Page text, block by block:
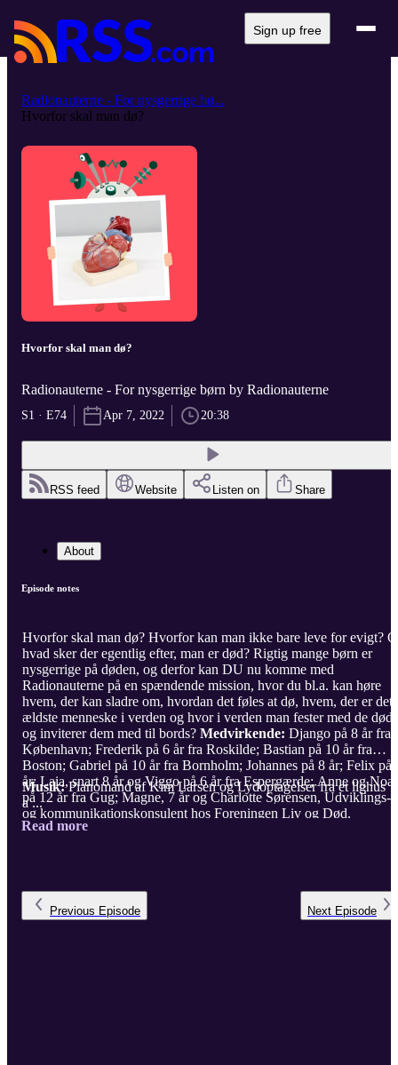
Sign up free
Radionauterne - For nysgerrige bø...
Hvorfor skal man dø?
Hvorfor skal man dø?
Radionauterne - For nysgerrige børn by Radionauterne
S1 · E74 Apr 7, 2022 20:38
RSS feed Website Listen on Share
About
Episode notes
Hvorfor skal man dø? Hvorfor kan man ikke bare leve for evigt?
hvad sker der egentlig efter, man er død? Rigtig mange børn er
nysgerrige på døden, og derfor kan DU nu komme med
Radionauterne på en spændende mission, hvor du bl.a. kan høre
hvem, der kan sladre om, hvordan det føles at dø, hvem, der er det
ældste menneske i verden og hvor i verden man fester med de døde
og inviterer dem med til bords? Medvirkende: Django på 8 år fra
København; Frederik på 6 år fra Roskilde; Bastian på 10 år fra
Boston; Gabriel på 10 år fra Bornholm; Johannes på 8 år; Felix på
år; Laia, snart 8 år og Viggo på 6 år fra Espergærde; Anne og
på 12 år fra Gug; Magne, 7 år og Charlotte Sørensen, Udviklings-
og kommunikationskonsulent hos Foreningen Liv og Død.
Musik:Pianomand af Kim Larsen og Lydoptagelser fra et lighus
a ...
Read more
Previous Episode Next Episode